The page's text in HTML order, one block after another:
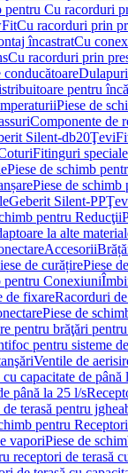
pentru Cu racorduri
Cu racorduri prin
încastratCu
Cu racorduri prin
conducătoare
pentru
Piese de
Componente de
Silent-db20Ţevi
Fitinguri speciale
Piese de schimb
Piese de
Geberit Silent-PP
pentru Reducţii
la alte
Accesorii
de curățirePiese
pentru Conexiuni
de fixareRacorduri
Piese de
pentru brăţări
pentru sisteme
Ventile de
capacitate de până
până la 25 l/s
terasă pentru
pentru
vaporiPiese de
receptori de terasă